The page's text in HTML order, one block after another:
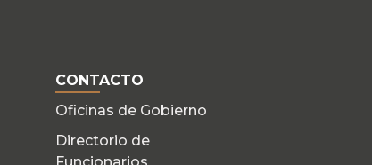
CONTACTO
Oficinas de Gobierno
Directorio de